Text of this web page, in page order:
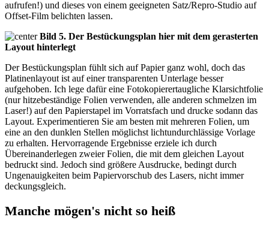
aufrufen!) und dieses von einem geeigneten Satz/Repro-Studio auf
Offset-Film belichten lassen.
Bild 5. Der Bestückungsplan hier mit dem gerasterten
Layout hinterlegt
Der Bestückungsplan fühlt sich auf Papier ganz wohl, doch das
Platinenlayout ist auf einer transparenten Unterlage besser
aufgehoben. Ich lege dafür eine Fotokopierertaugliche Klarsichtfolie
(nur hitzebeständige Folien verwenden, alle anderen schmelzen im
Laser!) auf den Papierstapel im Vorratsfach und drucke sodann das
Layout. Experimentieren Sie am besten mit mehreren Folien, um
eine an den dunklen Stellen möglichst lichtundurchlässige Vorlage
zu erhalten. Hervorragende Ergebnisse erziele ich durch
Übereinanderlegen zweier Folien, die mit dem gleichen Layout
bedruckt sind. Jedoch sind größere Ausdrucke, bedingt durch
Ungenauigkeiten beim Papiervorschub des Lasers, nicht immer
deckungsgleich.
Manche mögen's nicht so heiß